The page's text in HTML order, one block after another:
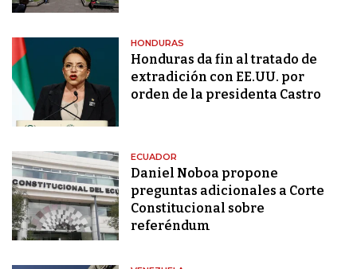
HONDURAS
Honduras da fin al tratado de
extradición con EE.UU. por
orden de la presidenta Castro
ECUADOR
Daniel Noboa propone
preguntas adicionales a Corte
Constitucional sobre
referéndum